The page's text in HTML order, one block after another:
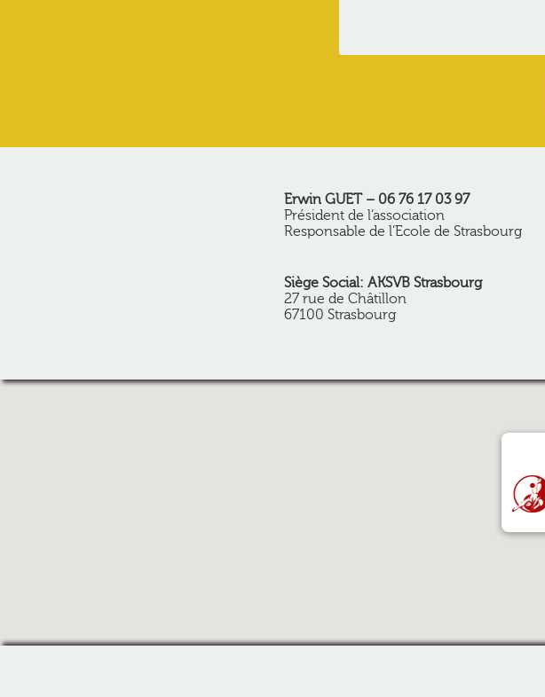
Erwin GUET – 06 76 17 03 97
Président de l’association
Responsable de l’Ecole de Strasbourg
Siège Social: AKSVB Strasbourg
27 rue de Châtillon
67100 Strasbourg